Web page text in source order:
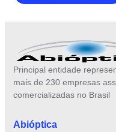
Principal entidade
mais de 230 empresas
comercializadas no Brasil
Abióptica